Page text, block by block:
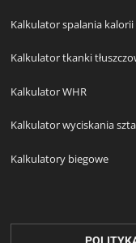
Kalkulator spalania kalorii
Kalkulator tkanki
Kalkulator WHR
Kalkulator wyciskania
Kalkulatory biegowe